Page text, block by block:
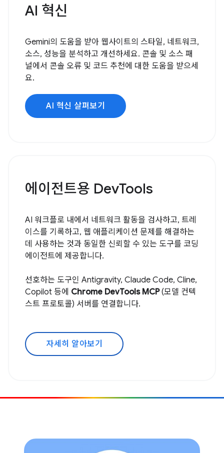
AI 혁신
Gemini의 도움을 받아 웹사이트의 스타일, 네트워크,
소스, 성능을 분석하고 개선하세요. 콘솔 및 소스 패
널에서 콘솔 오류 및 코드 추천에 대한 도움을 받으세
요.
AI 혁신 살펴보기
에이전트용 DevTools
AI 워크플로 내에서 네트워크 활동을 검사하고, 트레
이스를 기록하고, 웹 애플리케이션 문제를 해결하는
데 사용하는 것과 동일한 신뢰할 수 있는 도구를 코딩
에이전트에 제공합니다.
선호하는 도구인 Antigravity, Claude Code, Cline,
Copilot 등에 Chrome DevTools MCP(모델 컨텍
스트 프로토콜) 서버를 연결합니다.
자세히 알아보기